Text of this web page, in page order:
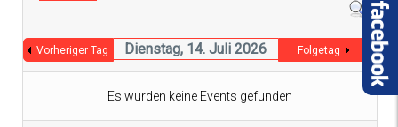
Vorheriger Tag Dienstag, 14. Juli 2026 Folgetag
Es wurden keine Events gefunden